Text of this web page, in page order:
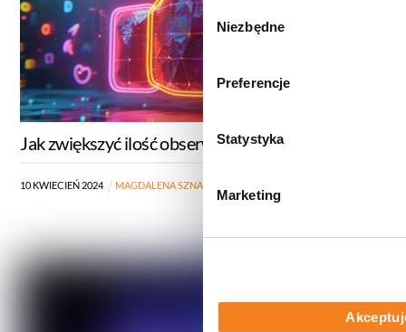
informacje z innymi danymi
znajdą Państwo klikając w
prywatności
W
y
b
ó
r
z
g
Niezbędne
Preferencje
Statystyka
Marketing
Jak zwiększyć ilość obserwujących na Facebooku?
10 KWIECIEŃ 2024 MAGDALENA SZNAJDER